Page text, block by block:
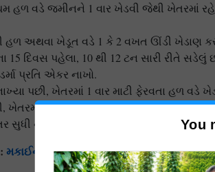
હળ વડે જમીનને 1 વાર ખેડવી જેથી ખેતરમાં
હળ અથવા ખેડૂત વડે 1 કે 2 વખત ઊંડી ખેડાણ
15 દિવસ પહેલા, 10 થી 12 ટન સારી રીતે
પ્રતિ એકર નાખો.
પછી, ખેતરમાં 1 વાર માટી ફેરવતા હળ વડે
ખેતરમાં ખેડૂત દ્વારા, આડી અને ઊભી રીતે 2
સુધી નાખો, જેથી ખેતર સમતલ બને. હવે ખેતર
મકાઈની ખેતીમાં મુખ્ય જીવાત અને તેમનું
You